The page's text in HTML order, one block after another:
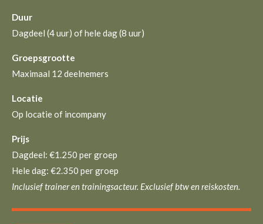
Duur
Dagdeel (4 uur) of hele dag (8 uur)
Groepsgrootte
Maximaal 12 deelnemers
Locatie
Op locatie of incompany
Prijs
Dagdeel: €1.250 per groep
Hele dag: €2.350 per groep
Inclusief trainer en trainingsacteur. Exclusief btw en reiskosten.